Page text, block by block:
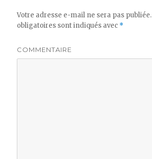
Votre adresse e-mail ne sera pas publiée.
obligatoires sont indiqués avec *
COMMENTAIRE